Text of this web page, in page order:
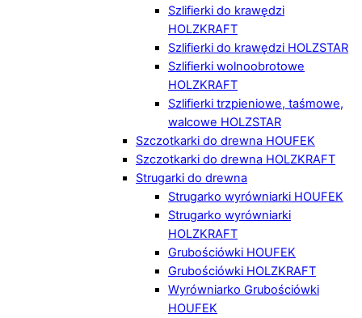
Szlifierki do krawędzi
HOLZKRAFT
Szlifierki do krawędzi HOLZSTAR
Szlifierki wolnoobrotowe
HOLZKRAFT
Szlifierki trzpieniowe, taśmowe,
walcowe HOLZSTAR
Szczotkarki do drewna HOUFEK
Szczotkarki do drewna HOLZKRAFT
Strugarki do drewna
Strugarko wyrówniarki HOUFEK
Strugarko wyrówniarki
HOLZKRAFT
Grubościówki HOUFEK
Grubościówki HOLZKRAFT
Wyrówniarko Grubościówki
HOUFEK